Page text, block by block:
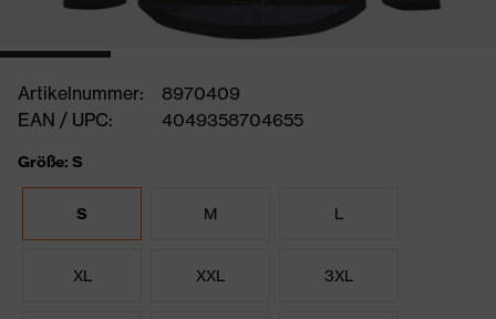
Artikelnummer:
8970409
EAN / UPC:
4049358704655
Größe: S
S M L
XL XXL 3XL